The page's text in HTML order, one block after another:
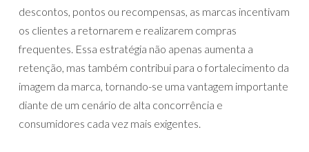
descontos, pontos ou recompensas, as marcas incentivam
os clientes a retornarem e realizarem compras
frequentes. Essa estratégia não apenas aumenta a
retenção, mas também contribui para o fortalecimento da
imagem da marca, tornando-se uma vantagem importante
diante de um cenário de alta concorrência e
consumidores cada vez mais exigentes.